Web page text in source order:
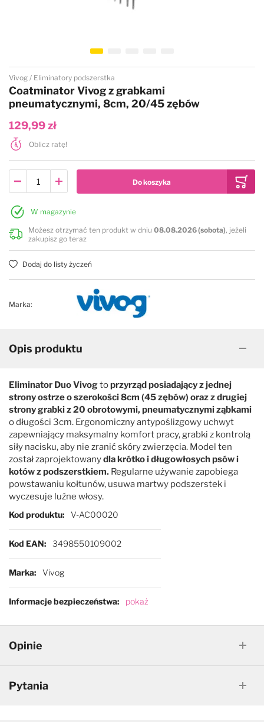
Na pchły
Do kąpieli
Do pudru
Przejdź na początek galerii
Vivog Eliminatory podszerstka
Coatminator Vivog z grabkami
pneumatycznymi, 8cm, 20/45 zębów
129,99 zł
Oblicz ratę!
W magazynie
Możesz otrzymać ten produkt w dniu08.08.2026 (sobota), jeżeli
zakupisz go teraz
Dodaj do listy życzeń
Marka:
Opis produktu
Eliminator Duo Vivogtoprzyrząd posiadający z jednej
strony ostrze o szerokości 8cm (45 zębów) oraz z drugiej
strony grabki z 20 obrotowymi, pneumatycznymi ząbkami
o długości 3cm. Ergonomiczny antypoślizgowy uchwyt
zapewniający maksymalny komfort pracy, grabki z kontrolą
siły nacisku, aby nie zranić skóry zwierzęcia. Model ten
został zaprojektowanydla krótko i długowłosych psów i
kotów z podszerstkiem. Regularne używanie zapobiega
powstawaniu kołtunów, usuwa martwy podszerstek i
wyczesuje luźne włosy.
Więcej informacji
Kod produktu V-AC00020
Kod EAN 3498550109002
Marka Vivog
Informacje bezpieczeństwa pokaż
Opinie
Pytania